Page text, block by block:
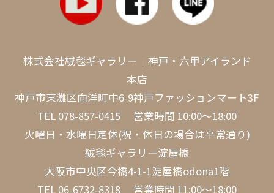
株式会社絨毯ギャラリー｜神戸・六甲アイランド
本店
神戸市東灘区向洋町中6-9神戸ファッションマート3F
TEL 078-857-0415 営業時間 10:00～18:00
火曜日・水曜日定休(祝・休日の場合は平常通り)
絨毯ギャラリー淀屋橋
大阪市中央区今橋4-1-1淀屋橋odona1階
TEL 06-6732-8318 営業時間 11:00～18:00